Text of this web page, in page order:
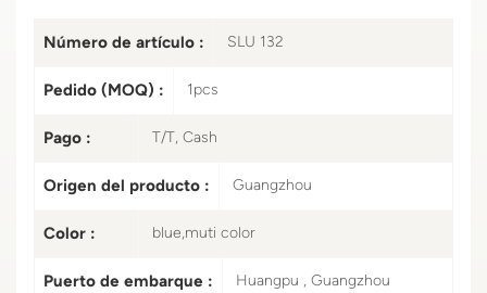
Número de artículo : SLU 132
Pedido (MOQ) : 1pcs
Pago : T/T, Cash
Origen del producto : Guangzhou
Color : blue,muti color
Puerto de embarque : Huangpu , Guangzhou